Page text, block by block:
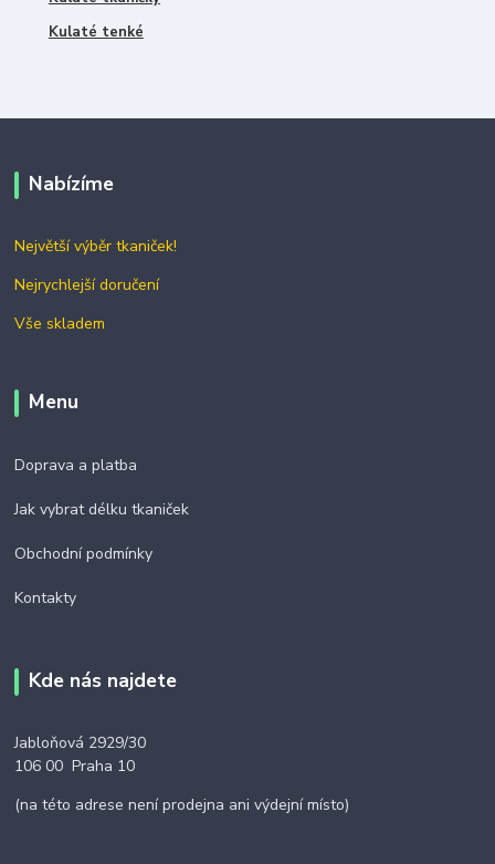
Kulaté tenké
Nabízíme
Největší výběr tkaniček!
Nejrychlejší doručení
Vše skladem
Menu
Doprava a platba
Jak vybrat délku tkaniček
Obchodní podmínky
Kontakty
Kde nás najdete
Jabloňová 2929/30
106 00 Praha 10
(na této adrese není prodejna ani výdejní místo)